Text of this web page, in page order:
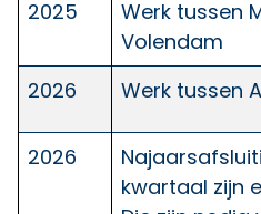
2025
Werk tussen
Volendam
2026
Werk tussen
2026
kwartaal zijn